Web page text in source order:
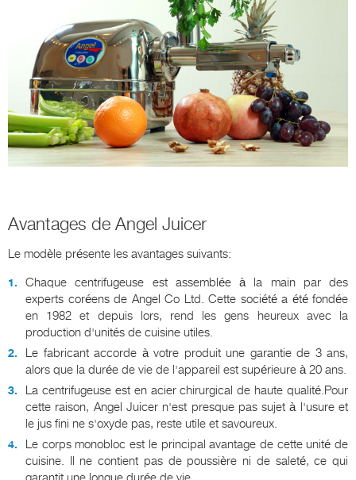
Avantages de Angel Juicer
Le modèle présente les avantages suivants:
Chaque centrifugeuse est assemblée à la main par des
experts coréens de Angel Co Ltd. Cette société a été fondée
en 1982 et depuis lors, rend les gens heureux avec la
production d'unités de cuisine utiles.
Le fabricant accorde à votre produit une garantie de 3 ans,
alors que la durée de vie de l'appareil est supérieure à 20 ans.
La centrifugeuse est en acier chirurgical de haute qualité.Pour
cette raison, Angel Juicer n'est presque pas sujet à l'usure et
le jus fini ne s'oxyde pas, reste utile et savoureux.
Le corps monobloc est le principal avantage de cette unité de
cuisine. Il ne contient pas de poussière ni de saleté, ce qui